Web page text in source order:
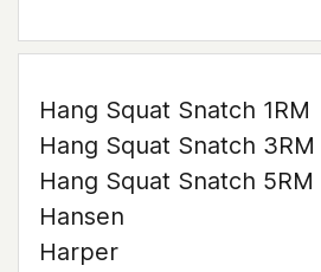
Hang Squat Snatch 1RM
Hang Squat Snatch 3RM
Hang Squat Snatch 5RM
Hansen
Harper